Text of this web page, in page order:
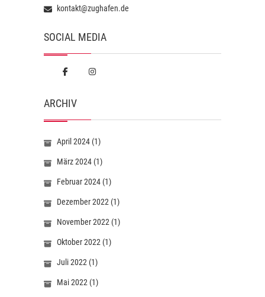
kontakt@zughafen.de
SOCIAL MEDIA
ARCHIV
April 2024 (1)
März 2024 (1)
Februar 2024 (1)
Dezember 2022 (1)
November 2022 (1)
Oktober 2022 (1)
Juli 2022 (1)
Mai 2022 (1)